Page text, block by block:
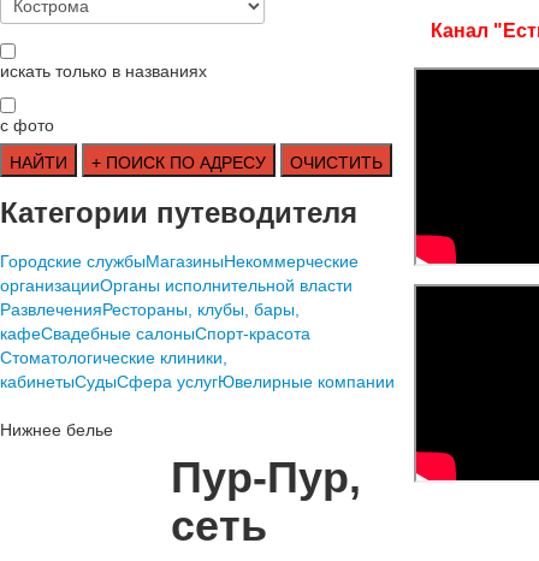
искать только в названиях
с фото
Категории путеводителя
Городские службыМагазиныНекоммерческие
организацииОрганы исполнительной власти
РазвлеченияРестораны, клубы, бары,
кафеСвадебные салоныСпорт-красота
Стоматологические клиники,
кабинетыСудыСфера услугЮвелирные компании
Нижнее белье
Пур-Пур,
сеть
Канал